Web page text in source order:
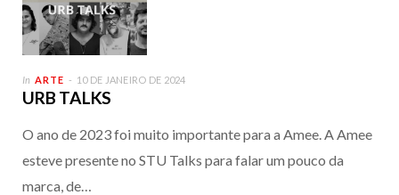
In ARTE 10 DE JANEIRO DE 2024
URB TALKS
O ano de 2023 foi muito importante para a Amee. A Amee
esteve presente no STU Talks para falar um pouco da
marca, de…